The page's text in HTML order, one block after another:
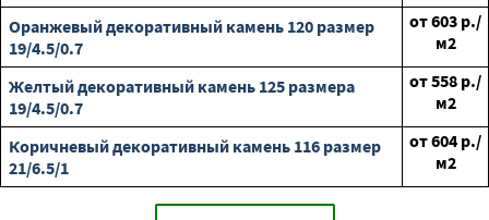
Оранжевый декоративный камень 120 размер
19/4.5/0.7
от603 р./
м2
Желтый декоративный камень 125 размера
19/4.5/0.7
от558 р./
м2
Коричневый декоративный камень 116 размер
21/6.5/1
от604 р./
м2